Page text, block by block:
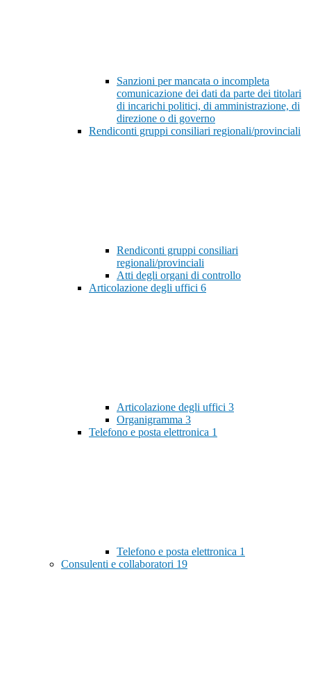
Sanzioni per mancata o incompleta
comunicazione dei dati da parte dei titolari
di incarichi politici, di amministrazione, di
direzione o di governo
Rendiconti gruppi consiliari regionali/provinciali
Rendiconti gruppi consiliari
regionali/provinciali
Atti degli organi di controllo
Articolazione degli uffici 6
Articolazione degli uffici 3
Organigramma 3
Telefono e posta elettronica 1
Telefono e posta elettronica 1
Consulenti e collaboratori 19